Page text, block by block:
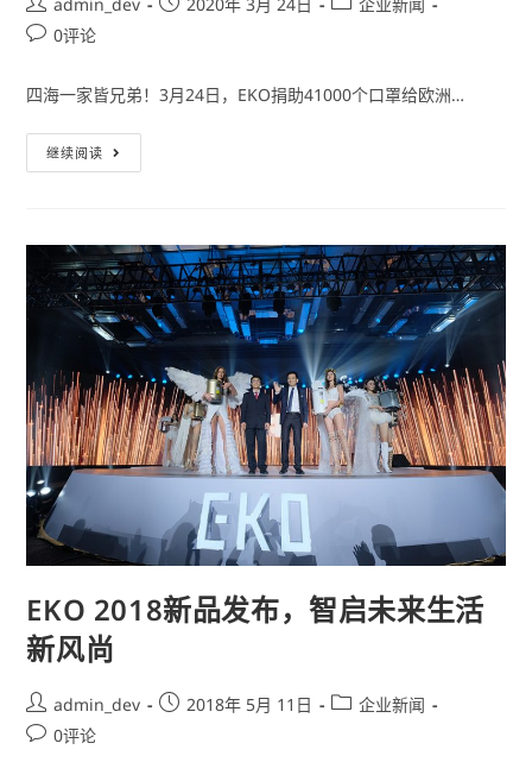
admin_dev 2020年 3月 24日
企业新闻
0评论
四海一家皆兄弟！3月24日，EKO捐助41000个口罩给欧洲…
继续阅读
EKO 2018新品发布，智启未来生活
新风尚
admin_dev 2018年 5月 11日
企业新闻
0评论